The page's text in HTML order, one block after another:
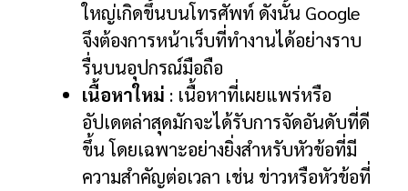
ใหญ่เกิดขึ้นบนโทรศัพท์ ดังนั้น Google
จึงต้องการหน้าเว็บที่ทำงานได้อย่างราบ
รื่นบนอุปกรณ์มือถือ
เนื้อหาใหม่ : เนื้อหาที่เผยแพร่หรือ
อัปเดตล่าสุดมักจะได้รับการจัดอันดับที่ดี
ขึ้น โดยเฉพาะอย่างยิ่งสำหรับหัวข้อที่มี
ความสำคัญต่อเวลา เช่น ข่าวหรือหัวข้อที่